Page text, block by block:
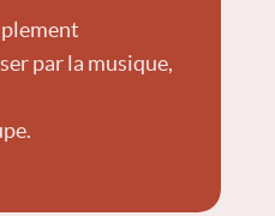
par la musique,